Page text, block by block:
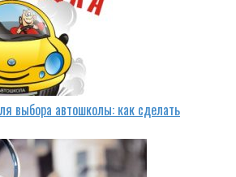
выбора автошколы: как сделать